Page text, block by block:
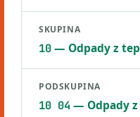
SKUPINA
10— Odpady z
PODSKUPINA
10 04 — Odpady